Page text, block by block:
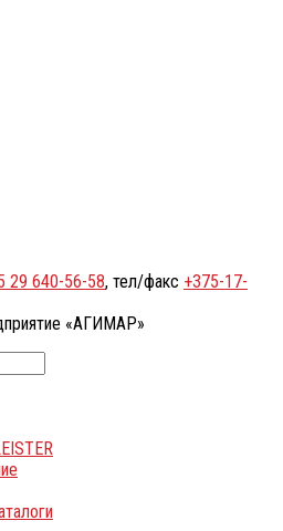
29 640-56-58, тел/факс +375-17-
«АГИМАР»